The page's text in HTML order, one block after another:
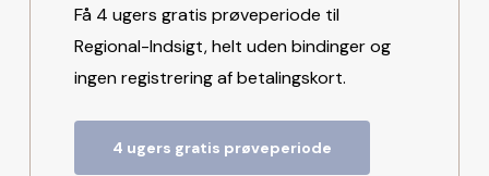
Få 4 ugers gratis prøveperiode til
Regional-Indsigt, helt uden bindinger og
ingen registrering af betalingskort.
4 ugers gratis prøveperiode